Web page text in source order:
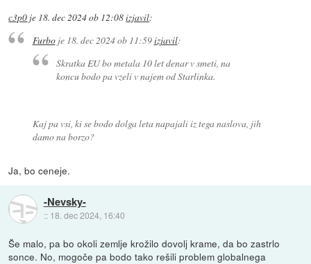
c3p0 je 18. dec 2024 ob 12:08izjavil:
Furboje 18. dec 2024 ob 11:59izjavil:
Skratka EU bo metala 10 let denar v smeti, na
koncu bodo pa vzeli v najem od Starlinka.
Kaj pa vsi, ki se bodo dolga leta napajali iz tega naslova, jih
damo na borzo?
Ja, bo ceneje.
-Nevsky-
:: 18. dec 2024, 16:40
Še malo, pa bo okoli zemlje krožilo dovolj krame, da bo zastrlo
sonce. No, mogoče pa bodo tako rešili problem globalnega